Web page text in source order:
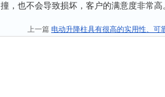
撞，也不会导致损坏，客户的满意度非常高
上一篇 电动升降柱具有很高的实用性、可